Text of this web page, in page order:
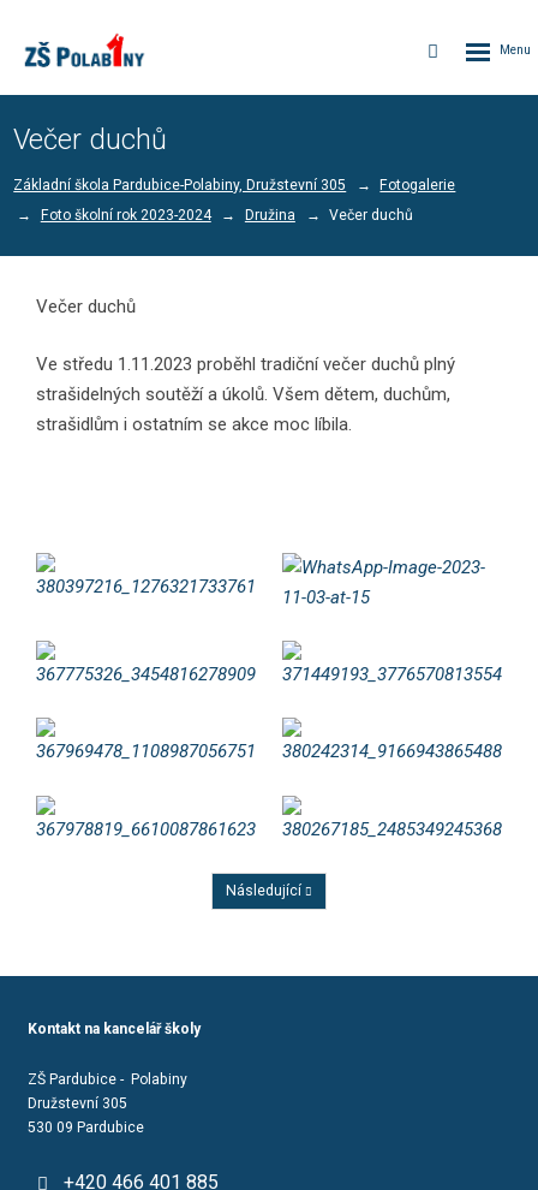
Vyhledávání
Večer duchů
Základní škola Pardubice-Polabiny, Družstevní 305
Fotogalerie
Foto školní rok 2023-2024
Družina Večer duchů
Večer duchů
Ve středu 1.11.2023 proběhl tradiční večer duchů plný
strašidelných soutěží a úkolů. Všem dětem, duchům,
strašidlům i ostatním se akce moc líbila.
Předchozí
Následující
Kontakt na kancelář školy
ZŠ Pardubice - Polabiny
Družstevní 305
530 09 Pardubice
+420 466 401 885